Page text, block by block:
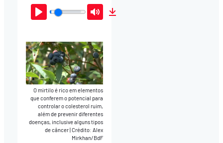
Play Mute
O mirtilo é rico em elementos
que conferem o potencial para
controlar o colesterol ruim,
além de prevenir diferentes
doenças, inclusive alguns tipos
de câncer|Crédito: Alex
Mirkhan/BdF